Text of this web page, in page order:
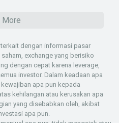
exchange yang berisiko
dengan cepat karena leverage,
investor. Dalam keadaan apa
apa pun kepada
kehilangan atau kerusakan apa
yang disebabkan oleh, akibat
apa pun.
apa pun, tidak mengajak atau